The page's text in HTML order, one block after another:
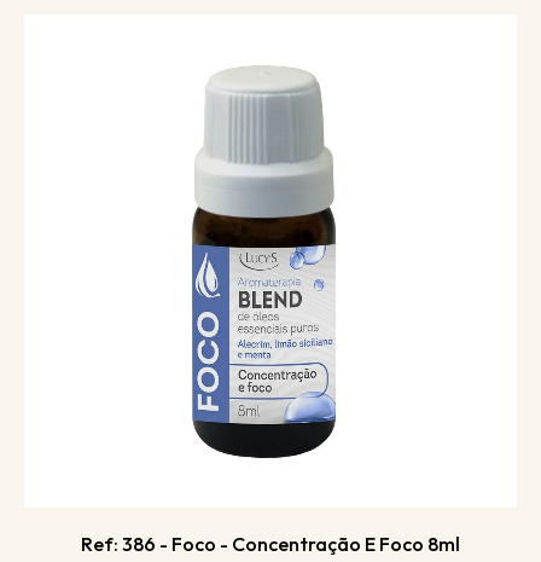
Ref: 386 - Foco - Concentração E Foco 8ml